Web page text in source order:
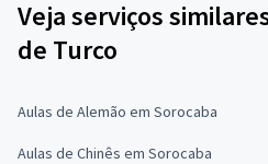
Veja serviços
de Turco
Aulas de Alemão em Sorocaba
Aulas de Chinês em Sorocaba